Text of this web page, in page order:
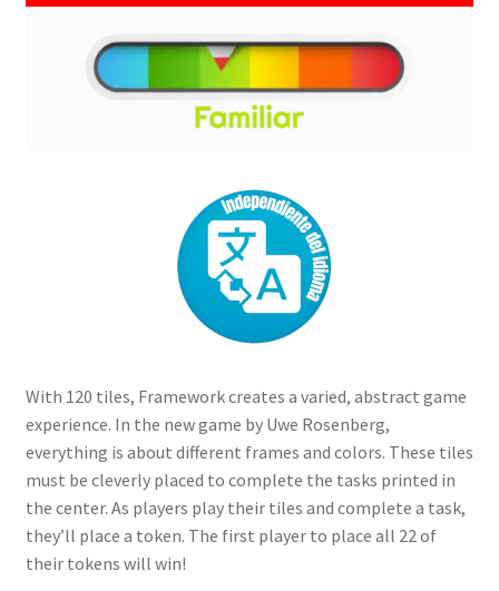
With 120 tiles, Framework creates a varied, abstract game
experience. In the new game by Uwe Rosenberg,
everything is about different frames and colors. These tiles
must be cleverly placed to complete the tasks printed in
the center. As players play their tiles and complete a task,
they’ll place a token. The first player to place all 22 of
their tokens will win!